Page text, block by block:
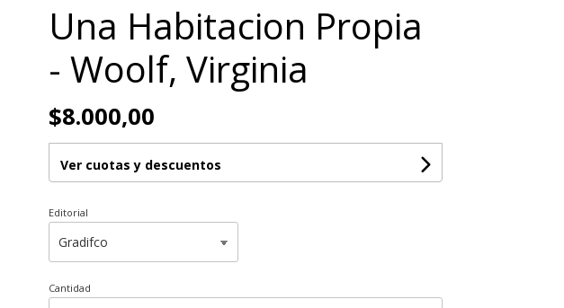
Una Habitacion Propia
- Woolf, Virginia
$8.000,00
Ver cuotas y descuentos
Editorial
Cantidad